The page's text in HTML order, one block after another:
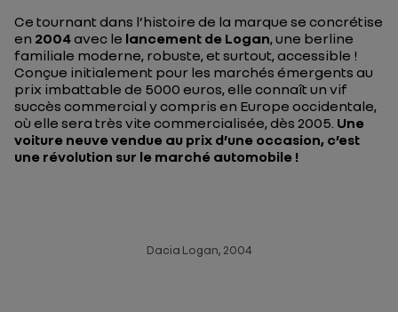
Ce tournant dans l’histoire de la marque se concrétise
en 2004avec le lancement de Logan, une berline
familiale moderne, robuste, et surtout, accessible !
Conçue initialement pour les marchés émergents au
prix imbattable de 5000 euros, elle connaît un vif
succès commercial y compris en Europe occidentale,
où elle sera très vite commercialisée, dès 2005. Une
voiture neuve vendue au prix d’une occasion, c’est
une révolution sur le marché automobile !
Dacia Logan, 2004